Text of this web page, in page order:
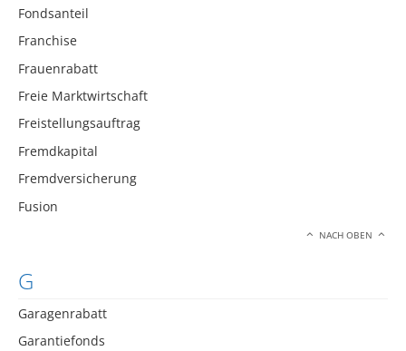
Fondsanteil
Franchise
Frauenrabatt
Freie Marktwirtschaft
Freistellungsauftrag
Fremdkapital
Fremdversicherung
Fusion
NACH OBEN
G
Garagenrabatt
Garantiefonds